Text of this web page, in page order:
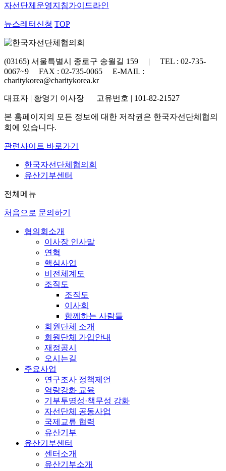
자선단체 운영지침가이드라인
뉴스레터신청 TOP
(03165) 서울특별시 종로구 송월길 159 | TEL : 02-735-
0067~9 FAX : 02-735-0065 E-MAIL :
charitykorea@charitykorea.kr
대표자 | 황영기 이사장 고유번호 | 101-82-21527
본 홈페이지의 모든 정보에 대한 저작권은 한국자선단체협의
회에 있습니다.
관련사이트 바로가기
한국자선단체협의회
유산기부센터
전체메뉴
처음으로 문의하기
협의회소개
이사장 인사말
연혁
핵심사업
비전체계도
조직도
조직도
이사회
함께하는 사람들
회원단체 소개
회원단체 가입안내
재정공시
오시는길
주요사업
연구조사 정책제언
역량강화 교육
기부투명성·책무성 강화
자선단체 공동사업
국제교류 협력
유산기부
유산기부센터
센터소개
유산기부소개